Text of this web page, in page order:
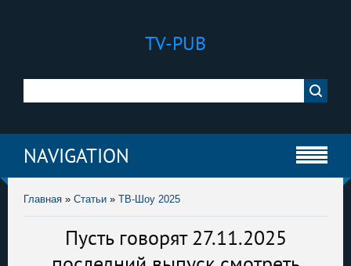
TV-PUB
NAVIGATION
Главная » Статьи » ТВ-Шоу 2025
Пусть говорят 27.11.2025